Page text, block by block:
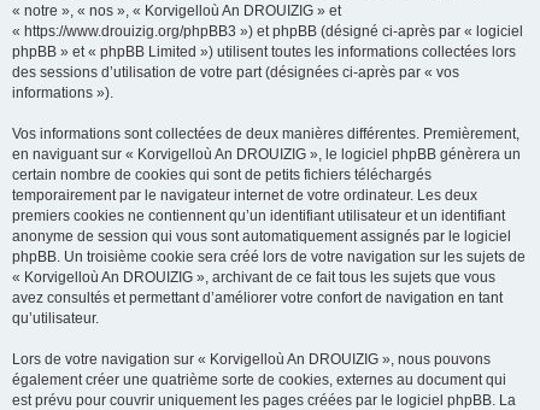
« notre », « nos », « Korvigelloù An DROUIZIG » et
« https://www.drouizig.org/phpBB3 ») et phpBB (désigné ci-après par « logiciel
phpBB » et « phpBB Limited ») utilisent toutes les informations collectées lors
des sessions d’utilisation de votre part (désignées ci-après par « vos
informations »).
Vos informations sont collectées de deux manières différentes. Premièrement,
en naviguant sur « Korvigelloù An DROUIZIG », le logiciel phpBB génèrera un
certain nombre de cookies qui sont de petits fichiers téléchargés
temporairement par le navigateur internet de votre ordinateur. Les deux
premiers cookies ne contiennent qu’un identifiant utilisateur et un identifiant
anonyme de session qui vous sont automatiquement assignés par le logiciel
phpBB. Un troisième cookie sera créé lors de votre navigation sur les sujets de
« Korvigelloù An DROUIZIG », archivant de ce fait tous les sujets que vous
avez consultés et permettant d’améliorer votre confort de navigation en tant
qu’utilisateur.
Lors de votre navigation sur « Korvigelloù An DROUIZIG », nous pouvons
également créer une quatrième sorte de cookies, externes au document qui
est prévu pour couvrir uniquement les pages créées par le logiciel phpBB. La